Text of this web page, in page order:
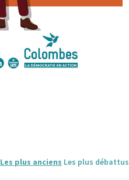
Les plus anciens Les plus débattus